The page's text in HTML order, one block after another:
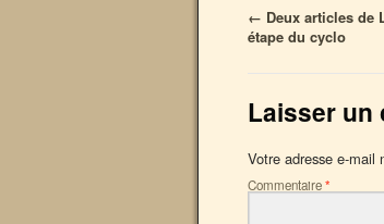
← Deux articles de
étape du cyclo
Laisser un
Votre adresse e-mail
Commentaire*